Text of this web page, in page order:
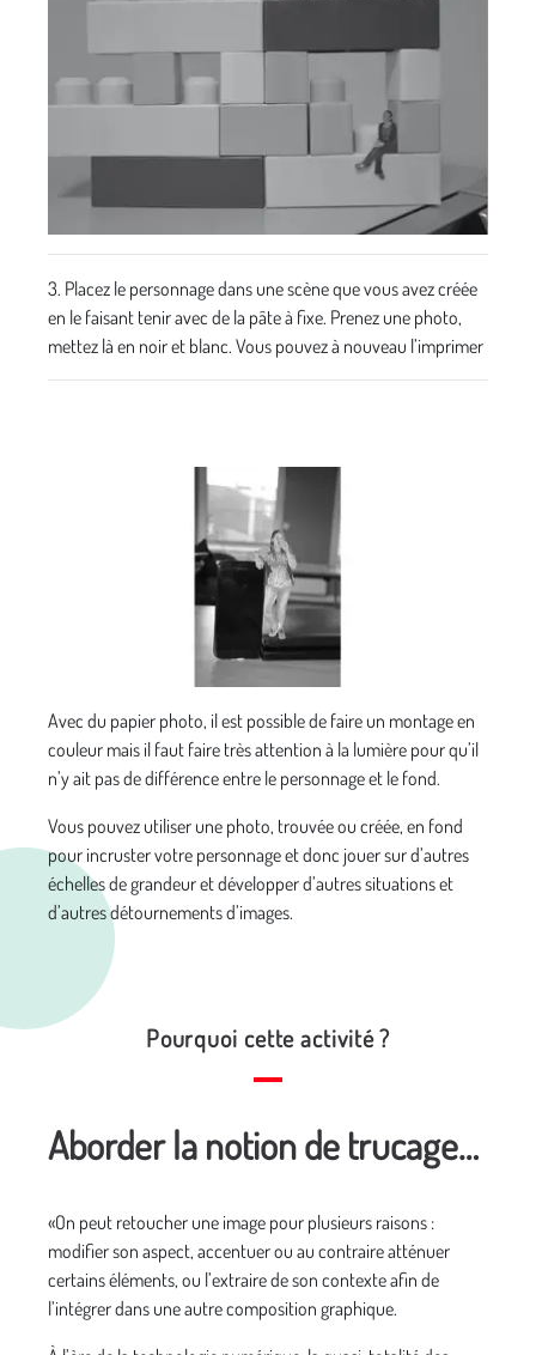
3. Placez le personnage dans une scène que vous avez créée
en le faisant tenir avec de la pâte à fixe. Prenez une photo,
mettez là en noir et blanc. Vous pouvez à nouveau l’imprimer
Avec du papier photo, il est possible de faire un montage en
couleur mais il faut faire très attention à la lumière pour qu’il
n’y ait pas de différence entre le personnage et le fond.
Vous pouvez utiliser une photo, trouvée ou créée, en fond
pour incruster votre personnage et donc jouer sur d’autres
échelles de grandeur et développer d’autres situations et
d’autres détournements d’images.
Pourquoi cette activité ?
Aborder la notion de trucage…
«On peut retoucher une image pour plusieurs raisons :
modifier son aspect, accentuer ou au contraire atténuer
certains éléments, ou l’extraire de son contexte afin de
l’intégrer dans une autre composition graphique.